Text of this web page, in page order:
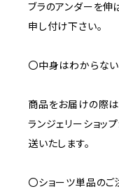
ブラのアンダーを伸
申し付け下さい。
〇中身はわからな
商品をお届けの際は
ランジェリーショッ
送いたします。
〇ショーツ単品のご